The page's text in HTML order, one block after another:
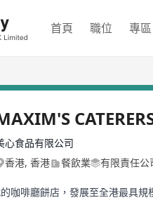
首頁 職位 專區
心食品有限公司
香港, 香港
餐飲業 有限責任公
咖啡廳餅店，發展至全港最具